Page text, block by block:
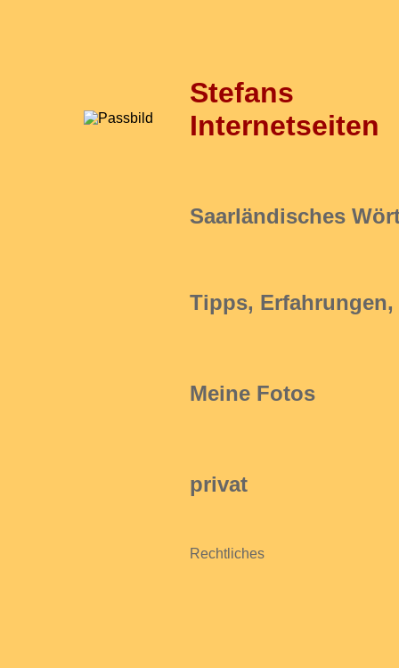
Stefans
Internetseiten
Saarländisches
Tipps,
Meine Fotos
privat
Rechtliches